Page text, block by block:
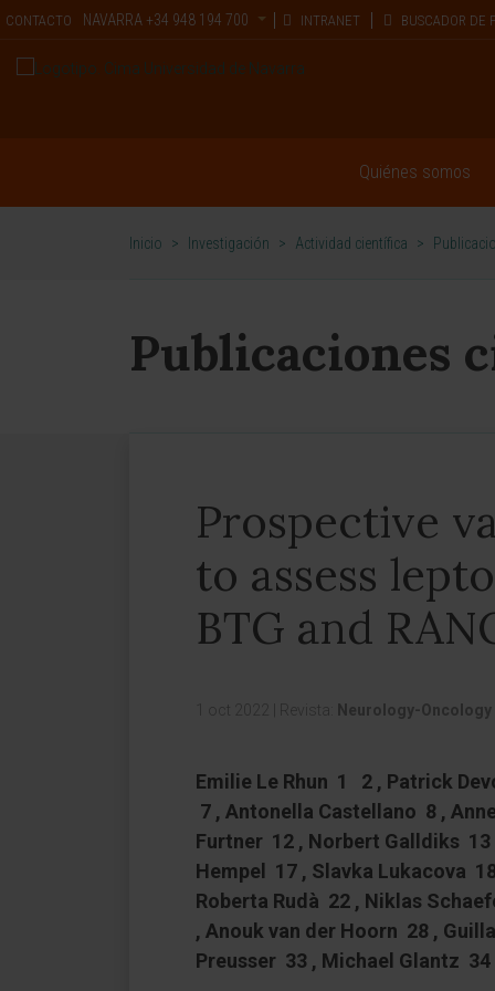
CONTACTO NAVARRA +34 948 194 700 INTRANET BUSCADOR DE
Quiénes somos
Inicio > Investigación > Actividad científica >
Publicaciones
Prospective
to assess
BTG and
1 oct 2022 Revista: Neurology-Oncology
Emilie Le Rhun 1 2 , Patrick
7 , Antonella Castellano 8 ,
Furtner 12 , Norbert Galldiks
Hempel 17 , Slavka Lukacova
Roberta Rudà 22 , Niklas
, Anouk van der Hoorn 28 ,
Preusser 33 , Michael Glantz